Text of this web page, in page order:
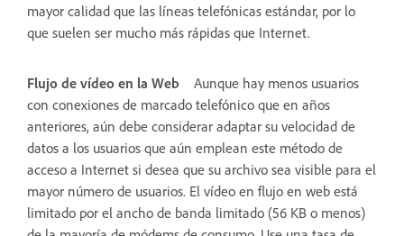
mayor calidad que las líneas telefónicas estándar, por lo
que suelen ser mucho más rápidas que Internet.
Flujo de vídeo en la Web
Aunque hay menos usuarios
con conexiones de marcado telefónico que en años
anteriores, aún debe considerar adaptar su velocidad de
datos a los usuarios que aún emplean este método de
acceso a Internet si desea que su archivo sea visible para el
mayor número de usuarios. El vídeo en flujo en web está
limitado por el ancho de banda limitado (56 KB o menos)